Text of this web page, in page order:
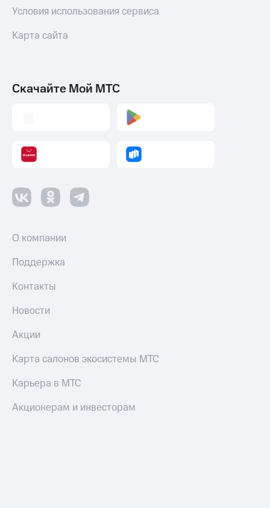
Условия использования сервиса
Карта сайта
Скачайте Мой МТС
О компании
Поддержка
Контакты
Новости
Акции
Карта салонов экосистемы МТС
Карьера в МТС
Акционерам и инвесторам